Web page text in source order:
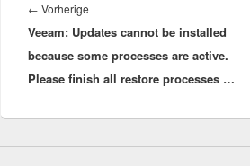
← Vorherige
Beitrag:
Veeam: Updates cannot be installed
because some processes are active.
Please finish all restore processes …